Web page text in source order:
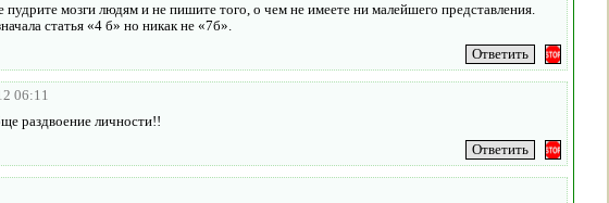
мозги людям и не пишите того, о чем не имеете ни малейшего представления.
статья «4 б» но никак не «7б».
06:11
раздвоение личности!!